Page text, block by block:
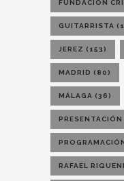
FUNDACIÓN
GUITARRISTA
JEREZ (153)
MADRID (80)
MÁLAGA (36)
PRESENTACIÓN
RAFAEL RIQUENI